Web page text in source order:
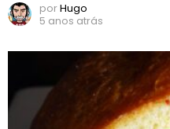
porHugo
5 anos atrás